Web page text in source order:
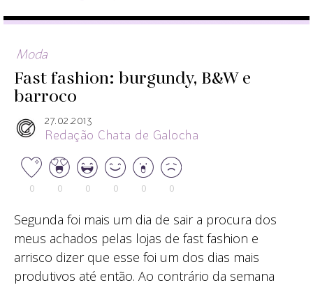
Moda
Fast fashion: burgundy, B&W e
barroco
27.02.2013
Redação Chata de Galocha
0 0 0 0 0 0
Segunda foi mais um dia de sair a procura dos
meus achados pelas lojas de fast fashion e
arrisco dizer que esse foi um dos dias mais
produtivos até então. Ao contrário da semana